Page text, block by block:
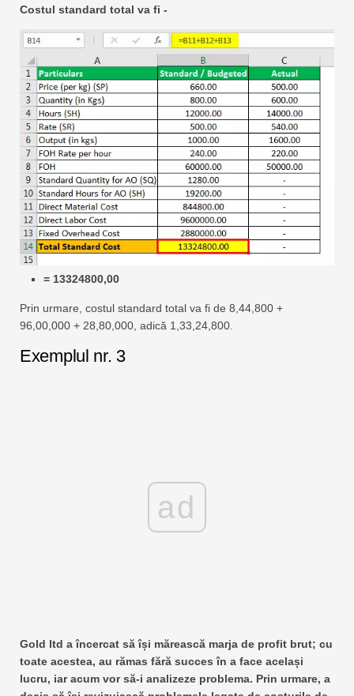
Costul standard total va fi -
= 13324800,00
Prin urmare, costul standard total va fi de 8,44,800 +
96,00,000 + 28,80,000, adică 1,33,24,800.
Exemplul nr. 3
ad
Gold ltd a încercat să își mărească marja de profit brut; cu
toate acestea, au rămas fără succes în a face același
lucru, iar acum vor să-i analizeze problema. Prin urmare, a